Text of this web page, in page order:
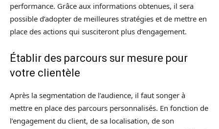
performance. Grâce aux informations obtenues, il sera
possible d’adopter de meilleures stratégies et de mettre en
place des actions qui susciteront plus d’engagement.
Établir des parcours sur mesure pour
votre clientèle
Après la segmentation de l’audience, il faut songer à
mettre en place des parcours personnalisés. En fonction de
l’engagement du client, de sa localisation, de son